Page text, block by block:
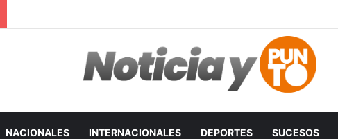
NACIONALES INTERNACIONALES DEPORTES SUCESOS